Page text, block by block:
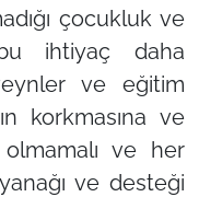
çocukluk ve
ihtiyaç daha
ve eğitim
korkmasına ve
ve her
ve desteği